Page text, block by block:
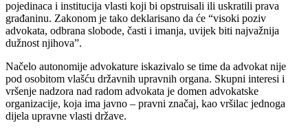
pojedinaca i institucija vlasti koji bi opstruisali ili uskratili prava
građaninu. Zakonom je tako deklarisano da će “visoki poziv
advokata, odbrana slobode, časti i imanja, uvijek biti najvažnija
dužnost njihova”.
Načelo autonomije advokature iskazivalo se time da advokat nije
pod osobitom vlašću državnih upravnih organa. Skupni interesi i
vršenje nadzora nad radom advokata je domen advokatske
organizacije, koja ima javno – pravni značaj, kao vršilac jednoga
dijela upravne vlasti države.